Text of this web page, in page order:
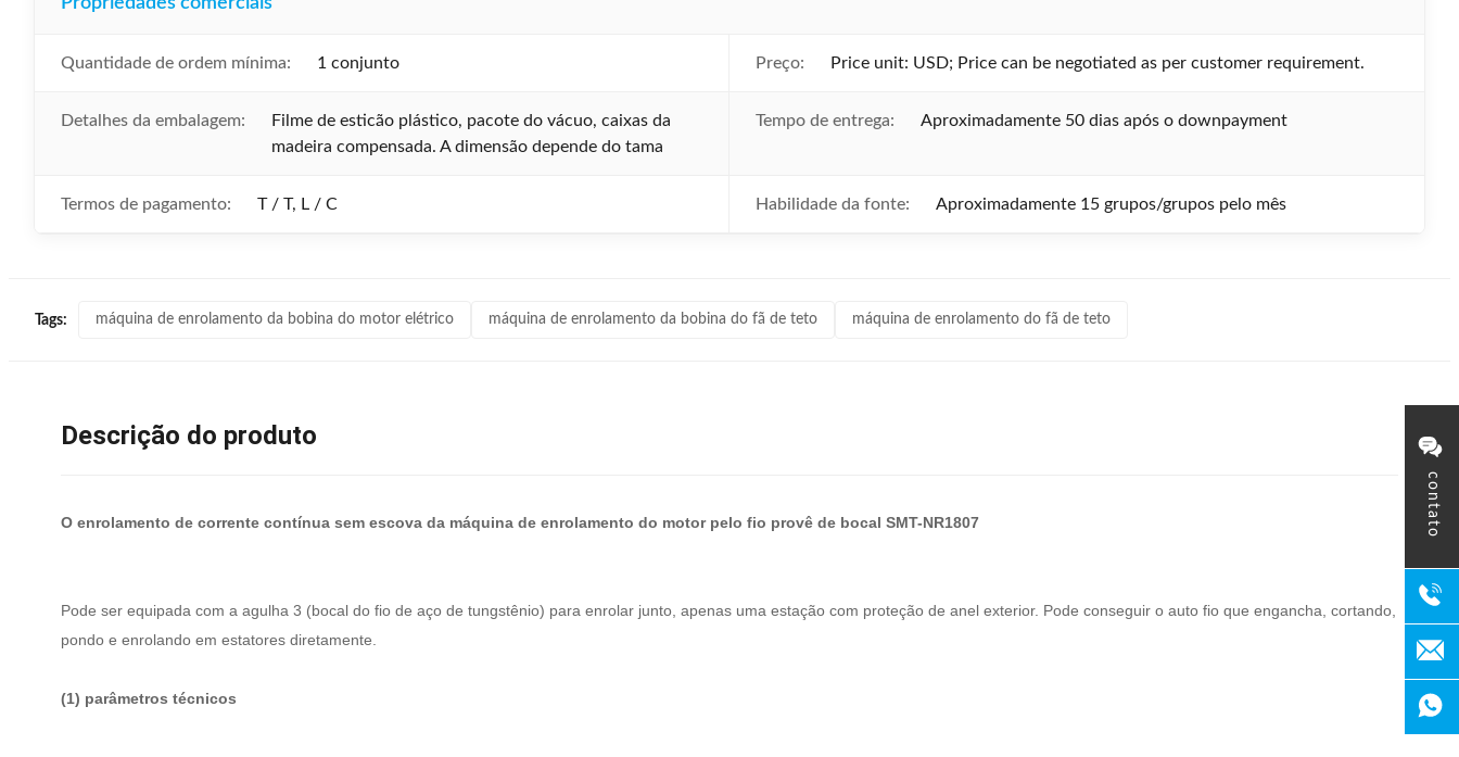
contato
Quantidade de ordem mínima: 1 conjunto Preço: Price unit: USD; Price can be negotiated as per customer requirement.
Detalhes da embalagem:
Filme de esticão plástico, pacote do vácuo, caixas da
madeira compensada. A dimensão depende do tama
Tempo de entrega: Aproximadamente 50 dias após o downpayment
Termos de pagamento: T / T, L / C Habilidade da fonte: Aproximadamente 15 grupos/grupos pelo mês
Tags: máquina de enrolamento da bobina do motor elétrico máquina de enrolamento da bobina do fã de teto máquina de enrolamento do fã de teto
Descrição do produto
O enrolamento de corrente contínua sem escova da máquina de enrolamento do motor pelo fio provê de bocal SMT-NR1807
Pode ser equipada com a agulha 3 (bocal do fio de aço de tungstênio) para enrolar junto, apenas uma estação com proteção de anel exterior. Pode conseguir o auto fio que engancha, cortando,
pondo e enrolando em estatores diretamente.
(1) parâmetros técnicos